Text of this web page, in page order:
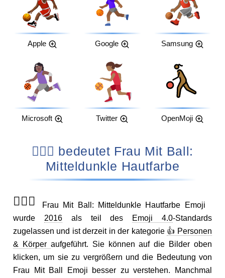
Apple Google Samsung
Microsoft Twitter OpenMoji
⛹🏾‍♀️ bedeutet Frau Mit Ball:
Mitteldunkle Hautfarbe
⛹🏾‍♀️
Frau Mit Ball: Mitteldunkle Hautfarbe Emoji
wurde 2016als teil des Emoji 4.0-Standards
zugelassen und ist derzeit in der kategorie 👍 Personen
& Körper aufgeführt. Sie können auf die Bilder oben
klicken, um sie zu vergrößern und die Bedeutung von
Frau Mit Ball Emoji besser zu verstehen. Manchmal